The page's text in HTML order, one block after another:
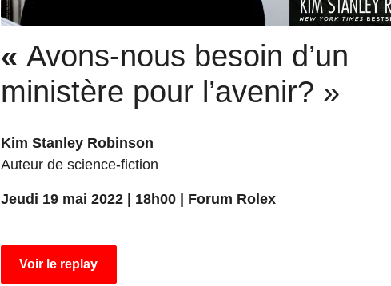
« Avons-nous besoin d’un
ministère pour l’avenir? »
Kim Stanley Robinson
Auteur de science-fiction
Jeudi 19 mai 2022 | 18h00 | Forum Rolex
Voir le replay